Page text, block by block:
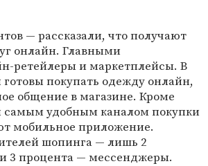
— рассказали, что получают
онлайн. Главными
ретейлеры и маркетплейсы. В
покупать одежду онлайн,
общение в магазине. Кроме
самым удобным каналом покупки
мобильное приложение.
шопинга — лишь 2
3 процента — мессенджеры.